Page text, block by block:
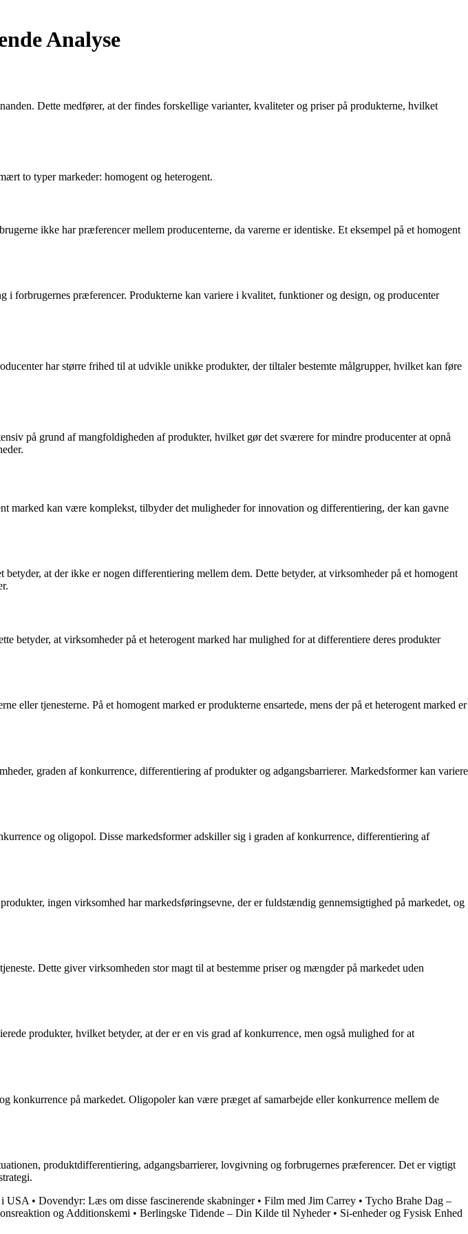
Analyse
Dette medfører, at der findes forskellige varianter, kvaliteter og priser på produkterne, hvilket
to typer markeder: homogent og heterogent.
ikke har præferencer mellem producenterne, da varerne er identiske. Et eksempel på et homogent
forbrugernes præferencer. Produkterne kan variere i kvalitet, funktioner og design, og producenter
har større frihed til at udvikle unikke produkter, der tiltaler bestemte målgrupper, hvilket kan føre
på grund af mangfoldigheden af produkter, hvilket gør det sværere for mindre producenter at opnå
marked kan være komplekst, tilbyder det muligheder for innovation og differentiering, der kan gavne
at der ikke er nogen differentiering mellem dem. Dette betyder, at virksomheder på et homogent
betyder, at virksomheder på et heterogent marked har mulighed for at differentiere deres produkter
tjenesterne. På et homogent marked er produkterne ensartede, mens der på et heterogent marked er
graden af konkurrence, differentiering af produkter og adgangsbarrierer. Markedsformer kan variere
og oligopol. Disse markedsformer adskiller sig i graden af konkurrence, differentiering af
ingen virksomhed har markedsføringsevne, der er fuldstændig gennemsigtighed på markedet, og
Dette giver virksomheden stor magt til at bestemme priser og mængder på markedet uden
produkter, hvilket betyder, at der er en vis grad af konkurrence, men også mulighed for at
konkurrence på markedet. Oligopoler kan være præget af samarbejde eller konkurrence mellem de
produktdifferentiering, adgangsbarrierer, lovgivning og forbrugernes præferencer. Det er vigtigt
USA • Dovendyr: Læs om disse fascinerende skabninger• Film med Jim Carrey • Tycho Brahe Dag –
og Additionskemi • Berlingske Tidende – Din Kilde til Nyheder• Si-enheder og Fysisk Enhed